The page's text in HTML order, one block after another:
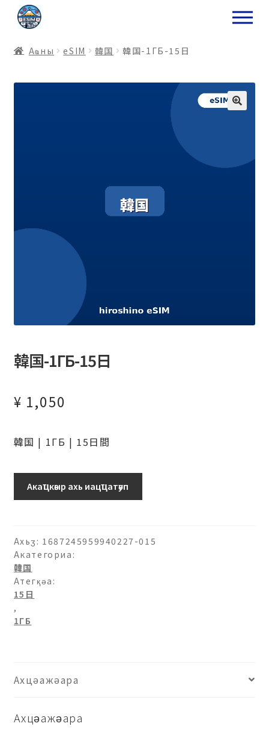
ナ
ビ
ー
ョ
コ
ン
ン
ス
Аҩны еSIM 韓国 韓国-1ГБ-15日
韓国-1ГБ-15日
¥ 1,050
韓国 | 1ГБ | 15日間
国-1ГБ-15
Акаҵкәыр ахь иацҵатәуп
Ахьӡ: 1687245959940227-015
Акатегориа:
韓国
Атегқәа:
15日
,
1ГБ
Ахцәажәара
Ахцәажәара